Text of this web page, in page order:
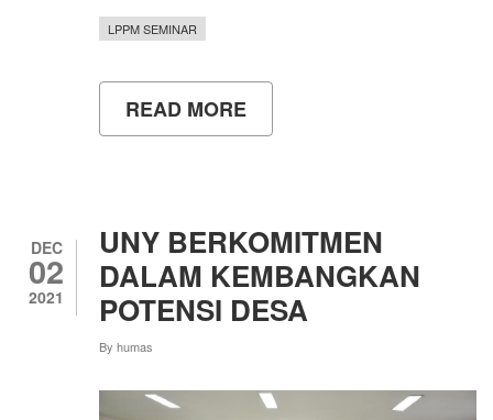
LPPM SEMINAR
READ MORE
UPAYA
MELALUI
KUR
DAN
KEMUDAHAN
AKSES
PERMODALAN
DEC
02
2021
UNY BERKOMITMEN
DALAM KEMBANGKAN
POTENSI DESA
By humas